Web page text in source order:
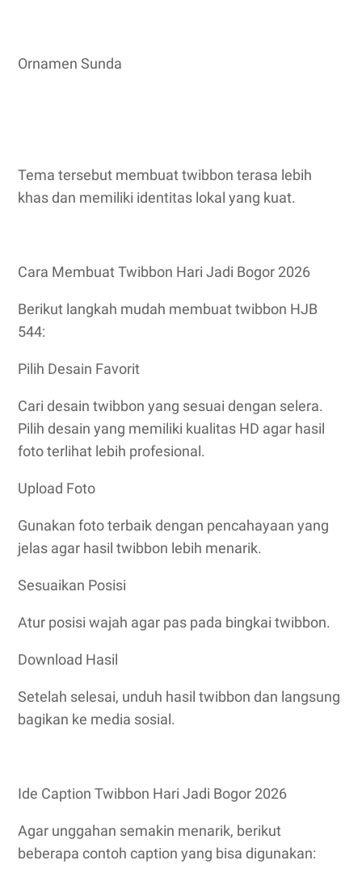
Ornamen Sunda
Tema tersebut membuat twibbon terasa lebih
khas dan memiliki identitas lokal yang kuat.
Cara Membuat Twibbon Hari Jadi Bogor 2026
Berikut langkah mudah membuat twibbon HJB
544:
Pilih Desain Favorit
Cari desain twibbon yang sesuai dengan selera.
Pilih desain yang memiliki kualitas HD agar hasil
foto terlihat lebih profesional.
Upload Foto
Gunakan foto terbaik dengan pencahayaan yang
jelas agar hasil twibbon lebih menarik.
Sesuaikan Posisi
Atur posisi wajah agar pas pada bingkai twibbon.
Download Hasil
Setelah selesai, unduh hasil twibbon dan langsung
bagikan ke media sosial.
Ide Caption Twibbon Hari Jadi Bogor 2026
Agar unggahan semakin menarik, berikut
beberapa contoh caption yang bisa digunakan: